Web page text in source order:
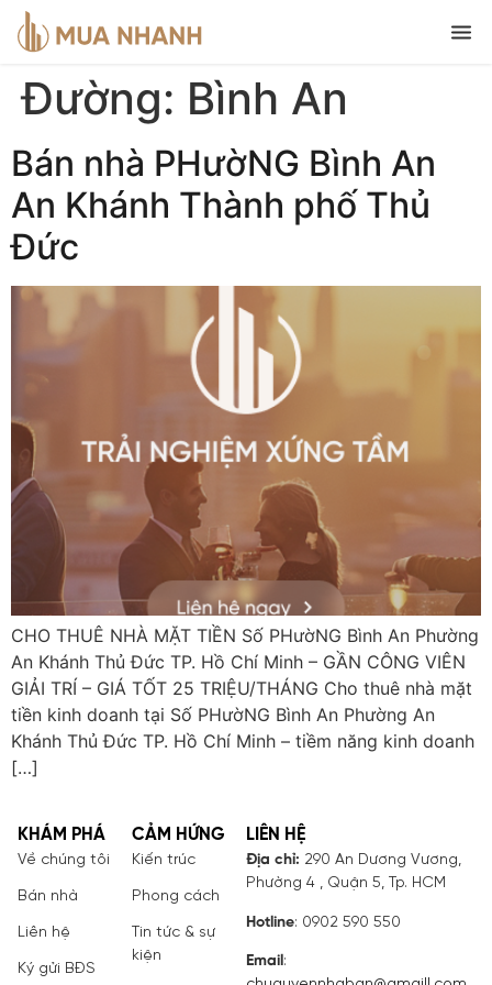
Đường: Bình An
Bán nhà PHườNG Bình An
An Khánh Thành phố Thủ
Đức
CHO THUÊ NHÀ MẶT TIỀN Số PHườNG Bình An Phường
An Khánh Thủ Đức TP. Hồ Chí Minh – GẦN CÔNG VIÊN
GIẢI TRÍ – GIÁ TỐT 25 TRIỆU/THÁNG Cho thuê nhà mặt
tiền kinh doanh tại Số PHườNG Bình An Phường An
Khánh Thủ Đức TP. Hồ Chí Minh – tiềm năng kinh doanh
[…]
KHÁM PHÁ
Về chúng tôi
Bán nhà
Liên hệ
Ký gửi BĐS
CẢM HỨNG
Kiến trúc
Phong cách
Tin tức & sự
kiện
LIÊN HỆ
Địa chỉ: 290 An Dương Vương,
Phường 4 , Quận 5, Tp. HCM
Hotline: 0902 590 550
Email: